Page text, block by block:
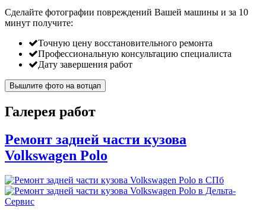
Сделайте фотографии повреждений Вашей машины и за 10
минут получите:
Точную цену восстановительного ремонта
Профессиональную консультацию специалиста
Дату завершения работ
Вышлите фото на вотцап
Галерея работ
Ремонт задней части кузова
Volkswagen Polo